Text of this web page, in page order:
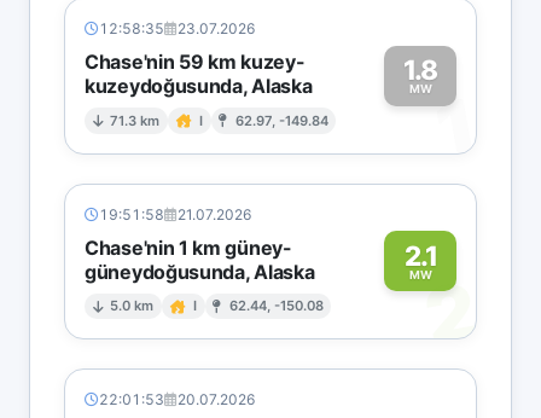
12:58:35 23.07.2026
Chase'nin 59 km kuzey-
kuzeydoğusunda, Alaska
71.3 km I 62.97, -149.84
1.8
MW1
19:51:58 21.07.2026
Chase'nin 1 km güney-
güneydoğusunda, Alaska
5.0 km I 62.44, -150.08
2.1
MW2
22:01:53 20.07.2026